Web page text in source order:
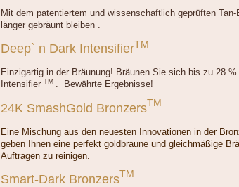
Mit dem patentiertem und wissenschaftlich geprüften
länger gebräunt bleiben .
Deep` n Dark IntensifierTM
Einzigartig in der Bräunung! Bräunen Sie sich bis zu 28
Intensifier TM . Bewährte Ergebnisse!
24K SmashGold BronzersTM
Eine Mischung aus den neuesten Innovationen in der
geben Ihnen eine perfekt goldbraune und gleichmäßige
Auftragen zu reinigen.
Smart-Dark BronzersTM